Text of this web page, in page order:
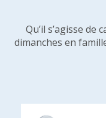
Qu’il s’agisse
dimanches en